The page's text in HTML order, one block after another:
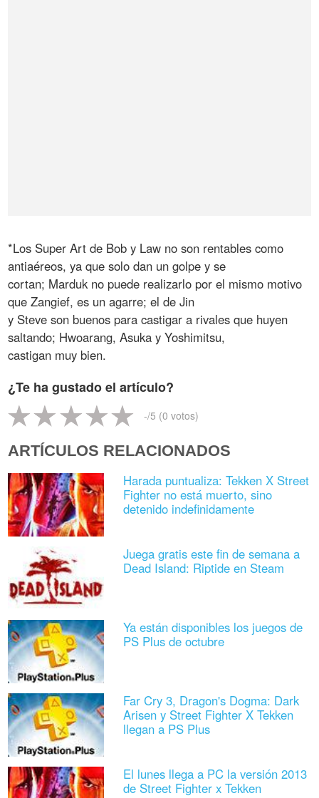
*Los Super Art de Bob y Law no son rentables como
antiaéreos, ya que solo dan un golpe y se
cortan; Marduk no puede realizarlo por el mismo motivo
que Zangief, es un agarre; el de Jin
y Steve son buenos para castigar a rivales que huyen
saltando; Hwoarang, Asuka y Yoshimitsu,
castigan muy bien.
¿Te ha gustado el artículo?
-/5 (0 votos)
ARTÍCULOS RELACIONADOS
Harada puntualiza: Tekken X Street
Fighter no está muerto, sino
detenido indefinidamente
Juega gratis este fin de semana a
Dead Island: Riptide en Steam
Ya están disponibles los juegos de
PS Plus de octubre
Far Cry 3, Dragon's Dogma: Dark
Arisen y Street Fighter X Tekken
llegan a PS Plus
El lunes llega a PC la versión 2013
de Street Fighter x Tekken